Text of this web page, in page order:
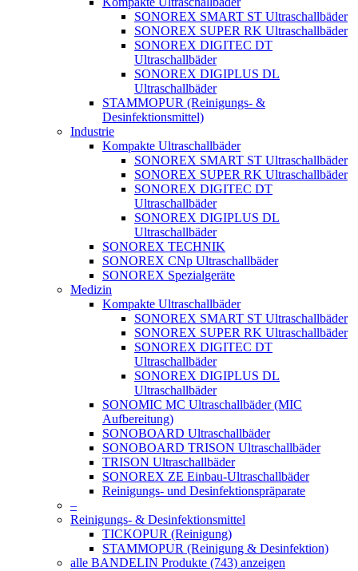
SONOREX SMART ST Ultraschallbäder
SONOREX SUPER RK Ultraschallbäder
SONOREX DIGITEC DT
Ultraschallbäder
SONOREX DIGIPLUS DL
Ultraschallbäder
STAMMOPUR (Reinigungs- &
Desinfektionsmittel)
Industrie
Kompakte Ultraschallbäder
SONOREX SMART ST Ultraschallbäder
SONOREX SUPER RK Ultraschallbäder
SONOREX DIGITEC DT
Ultraschallbäder
SONOREX DIGIPLUS DL
Ultraschallbäder
SONOREX TECHNIK
SONOREX CNp Ultraschallbäder
SONOREX Spezialgeräte
Medizin
Kompakte Ultraschallbäder
SONOREX SMART ST Ultraschallbäder
SONOREX SUPER RK Ultraschallbäder
SONOREX DIGITEC DT
Ultraschallbäder
SONOREX DIGIPLUS DL
Ultraschallbäder
SONOMIC MC Ultraschallbäder (MIC
Aufbereitung)
SONOBOARD Ultraschallbäder
SONOBOARD TRISON Ultraschallbäder
TRISON Ultraschallbäder
SONOREX ZE Einbau-Ultraschallbäder
Reinigungs- und Desinfektionspräparate
–
Reinigungs- & Desinfektionsmittel
TICKOPUR (Reinigung)
STAMMOPUR (Reinigung & Desinfektion)
alle BANDELIN Produkte (743) anzeigen